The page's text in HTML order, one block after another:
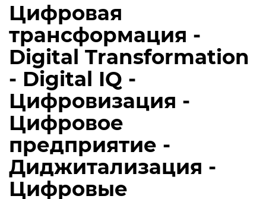
Цифровая
трансформация -
Digital Transformation
- Digital IQ -
Цифровизация -
Цифровое
предприятие -
Диджитализация -
Цифровые